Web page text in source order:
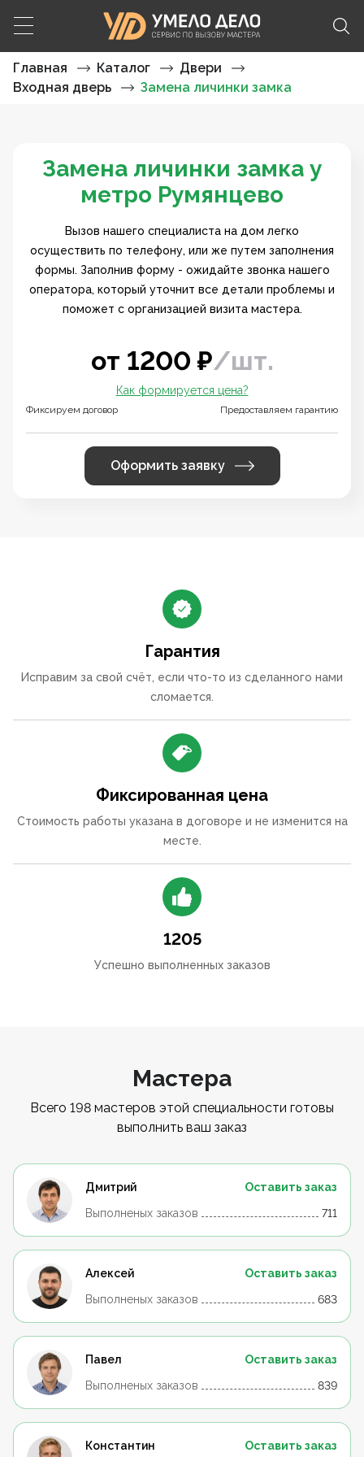
Главная Каталог
Двери
Входная дверь
Замена личинки замка
Замена личинки замка у
метро Румянцево
Вызов нашего специалиста на дом легко
осуществить по телефону, или же путем заполнения
формы. Заполнив форму - ожидайте звонка нашего
оператора, который уточнит все детали проблемы и
поможет с организацией визита мастера.
от 1200 ₽/шт.
Фиксируем договор
Как формируется цена?
Предоставляем гарантию
Оформить заявку
Гарантия
Исправим за свой счёт, если что-то из сделанного нами
сломается.
Фиксированная цена
Стоимость работы указана в договоре и не изменится на
месте.
1205
Успешно выполненных заказов
Мастера
Всего 198 мастеров этой специальности готовы
выполнить ваш заказ
Дмитрий
Оставить заказ
Выполненых заказов
711
Алексей
Оставить заказ
Выполненых заказов
683
Павел
Оставить заказ
Выполненых заказов
839
Константин Оставить заказ